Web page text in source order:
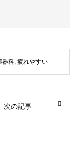
器科, 疲れやすい
次の記事